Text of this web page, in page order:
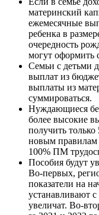
материнский
ежемесячные
ребенка в
очередность
могут оформить
Семьи с детьми
выплат из
выплаты из
суммироваться.
Нуждающиеся
более высокие
получить
новым правилам
100% ПМ
Пособия будут
Во-первых,
показатели на
устанавливают
увеличат. Во-